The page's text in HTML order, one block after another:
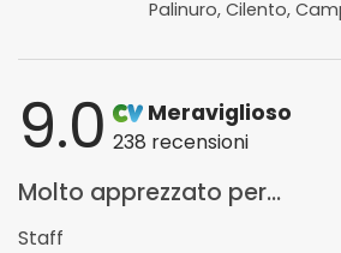
Palinuro, Cilento,
9.0 Meraviglioso
238 recensioni
Molto apprezzato per...
Staff